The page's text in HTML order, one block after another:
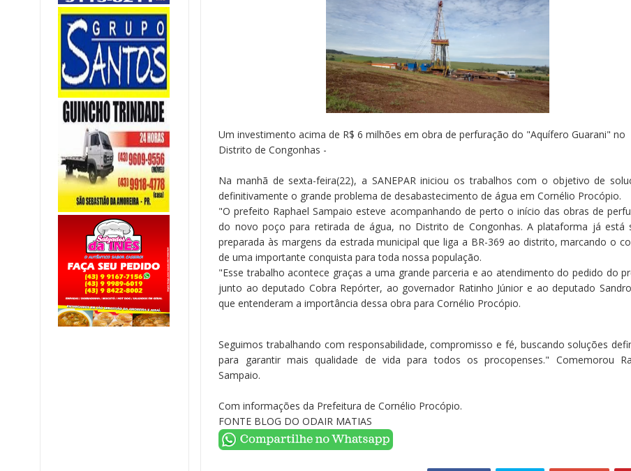
Um investimento acima de R$ 6 milhões em obra de perfuração do "Aquífero Guarani" no
Distrito de Congonhas -
Na manhã de sexta-feira(22), a SANEPAR iniciou os trabalhos com o objetivo de
definitivamente o grande problema de desabastecimento de água em Cornélio Procópio.
"O prefeito Raphael Sampaio esteve acompanhando de perto o início das obras de
do novo poço para retirada de água, no Distrito de Congonhas. A plataforma já está
preparada às margens da estrada municipal que liga a BR-369 ao distrito, marcando o
de uma importante conquista para toda nossa população.
"Esse trabalho acontece graças a uma grande parceria e ao atendimento do pedido do
junto ao deputado Cobra Repórter, ao governador Ratinho Júnior e ao deputado
que entenderam a importância dessa obra para Cornélio Procópio.
Seguimos trabalhando com responsabilidade, compromisso e fé, buscando soluções
para garantir mais qualidade de vida para todos os procopenses." Comemorou
Sampaio.
Com informações da Prefeitura de Cornélio Procópio.
FONTE BLOG DO ODAIR MATIAS